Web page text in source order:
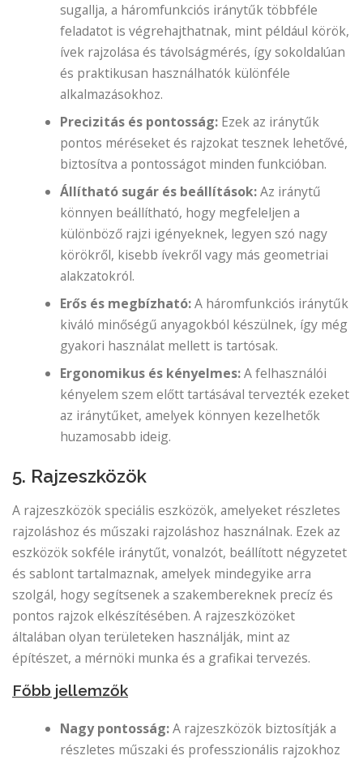
sugallja, a háromfunkciós iránytűk többféle
feladatot is végrehajthatnak, mint például körök,
ívek rajzolása és távolságmérés, így sokoldalúan
és praktikusan használhatók különféle
alkalmazásokhoz.
Precizitás és pontosság: Ezek az iránytűk
pontos méréseket és rajzokat tesznek lehetővé,
biztosítva a pontosságot minden funkcióban.
Állítható sugár és beállítások:Az iránytű
könnyen beállítható, hogy megfeleljen a
különböző rajzi igényeknek, legyen szó nagy
körökről, kisebb ívekről vagy más geometriai
alakzatokról.
Erős és megbízható:A háromfunkciós iránytűk
kiváló minőségű anyagokból készülnek, így még
gyakori használat mellett is tartósak.
Ergonomikus és kényelmes:A felhasználói
kényelem szem előtt tartásával tervezték ezeket
az iránytűket, amelyek könnyen kezelhetők
huzamosabb ideig.
5. Rajzeszközök
A rajzeszközök speciális eszközök, amelyeket részletes
rajzoláshoz és műszaki rajzoláshoz használnak. Ezek az
eszközök sokféle iránytűt, vonalzót, beállított négyzetet
és sablont tartalmaznak, amelyek mindegyike arra
szolgál, hogy segítsenek a szakembereknek precíz és
pontos rajzok elkészítésében. A rajzeszközöket
általában olyan területeken használják, mint az
építészet, a mérnöki munka és a grafikai tervezés.
Főbb jellemzők
Nagy pontosság:A rajzeszközök biztosítják a
részletes műszaki és professzionális rajzokhoz